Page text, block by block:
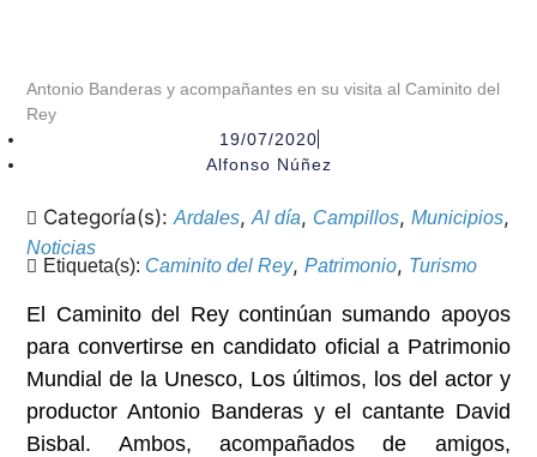
Antonio Banderas y acompañantes en su visita al Caminito del
Rey
19/07/2020
Alfonso Núñez
Categoría(s):Ardales, Al día, Campillos, Municipios,
Noticias
Etiqueta(s): Caminito del Rey, Patrimonio, Turismo
El Caminito del Rey continúan sumando apoyos
para convertirse en candidato oficial a Patrimonio
Mundial de la Unesco, Los últimos, los del actor y
productor Antonio Banderas y el cantante David
Bisbal. Ambos, acompañados de amigos,